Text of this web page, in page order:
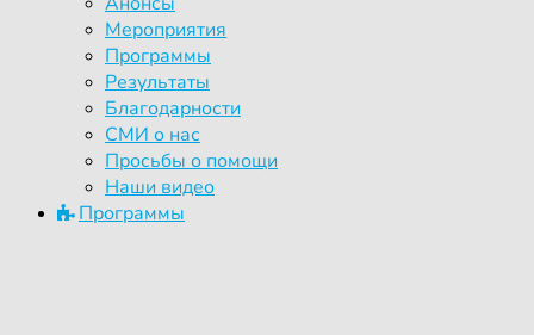
Мероприятия
Программы
Результаты
Благодарности
СМИ о нас
Просьбы о помощи
Наши видео
Программы